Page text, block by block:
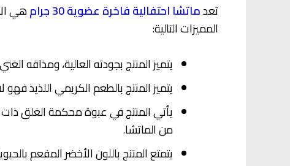
تعدماتشا احتفالية فاخرة عضوية 30 جرام
هي
المميزات التالية:
يتميز المنتج بجودته العالية، ومذاقه
يتميز المنتج بالطعم الكريمي اللذيذ
يأتي المنتج في عبوة محكمة الغلق ذات
من الماتشا.
يتمتع المنتج باللون الأخضر المفعم